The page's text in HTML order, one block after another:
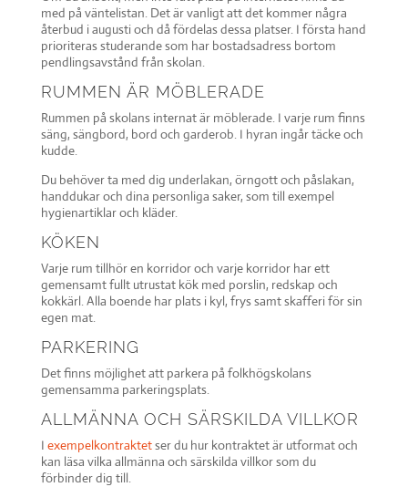
med på väntelistan. Det är vanligt att det kommer några
återbud i augusti och då fördelas dessa platser. I första hand
prioriteras studerande som har bostadsadress bortom
pendlingsavstånd från skolan.
RUMMEN ÄR MÖBLERADE
Rummen på skolans internat är möblerade. I varje rum finns
säng, sängbord, bord och garderob. I hyran ingår täcke och
kudde.
Du behöver ta med dig underlakan, örngott och påslakan,
handdukar och dina personliga saker, som till exempel
hygienartiklar och kläder.
KÖKEN
Varje rum tillhör en korridor och varje korridor har ett
gemensamt fullt utrustat kök med porslin, redskap och
kokkärl. Alla boende har plats i kyl, frys samt skafferi för sin
egen mat.
PARKERING
Det finns möjlighet att parkera på folkhögskolans
gemensamma parkeringsplats.
ALLMÄNNA OCH SÄRSKILDA VILLKOR
I exempelkontraktetser du hur kontraktet är utformat och
kan läsa vilka allmänna och särskilda villkor som du
förbinder dig till.